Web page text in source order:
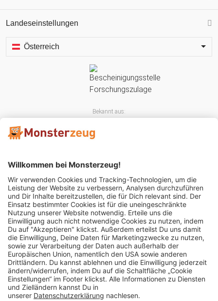
Landeseinstellungen
Österreich
Bekannt aus:
Mitglied im:
Impressum AGB Widerrufsbelehrung